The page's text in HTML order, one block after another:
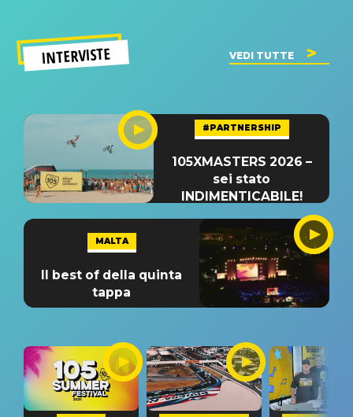
INTERVISTE VEDI TUTTE
#PARTNERSHIP
105XMASTERS 2026 –
sei stato
INDIMENTICABILE!
MALTA
Il best of della quinta
tappa